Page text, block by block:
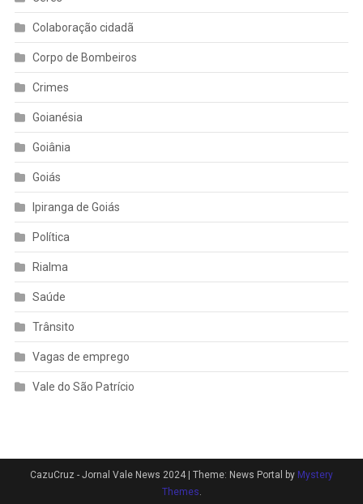
Colaboração cidadã
Corpo de Bombeiros
Crimes
Goianésia
Goiânia
Goiás
Ipiranga de Goiás
Política
Rialma
Saúde
Trânsito
Vagas de emprego
Vale do São Patrício
CazuCruz - Jornal Vale News 2024 | Theme: News Portal by Mystery
Themes.